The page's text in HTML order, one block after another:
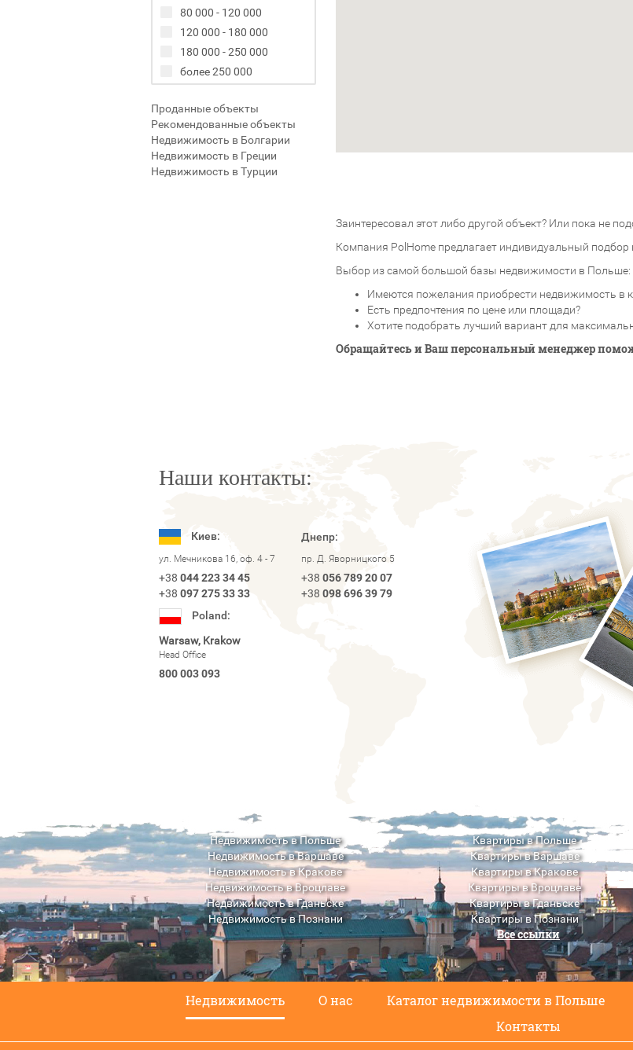
80 000 - 120 000
120 000 - 180 000
180 000 - 250 000
более 250 000
Проданные объекты
Рекомендованные объекты
Недвижимость в Болгарии
Недвижимость в Греции
Недвижимость в Турции
Заинтересовал этот либо другой объект? Или пока не
Компания PolHome предлагает индивидуальный подбор
Выбор из самой большой базы недвижимости в Польше:
Имеются пожелания приобрести недвижимость в
Есть предпочтения по цене или площади?
Хотите подобрать лучший вариант для
Обращайтесь и Ваш персональный менеджер
Наши контакты:
Киев:
ул. Мечникова 16, оф. 4 - 7
+38 044 223 34 45
+38 097 275 33 33
Днепр:
пр. Д. Яворницкого 5
+38 056 789 20 07
+38 098 696 39 79
Poland:
Warsaw, Krakow
Head Office
800 003 093
Недвижимость в Польше
Недвижимость в Варшаве
Недвижимость в Кракове
Недвижимость в Вроцлаве
Недвижимость в Гданьске
Недвижимость в Познани
Недвижимость в Люблине
Квартиры в Польше
Квартиры в Варшаве
Квартиры в Кракове
Квартиры в Вроцлаве
Квартиры в Гданьске
Квартиры в Познани
Квартиры в Люблине
Все ссылки
Недвижимость О нас Каталог недвижимости в Польше
Контакты